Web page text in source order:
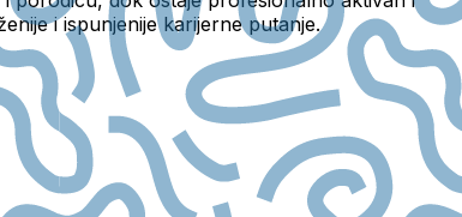
i ispunjenije karijerne putanje.